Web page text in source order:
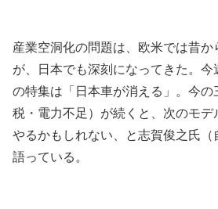
産業空洞化の問題は、欧米では昔か
が、日本でも深刻になってきた。今
の特集は「日本車が消える」。今の
税・電力不足）が続くと、次のモ
やるかもしれない、と志賀俊之氏（
語っている。